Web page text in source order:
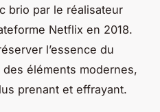
brio par le réalisateur
Netflix en 2018.
l’essence du
éléments modernes,
prenant et effrayant.